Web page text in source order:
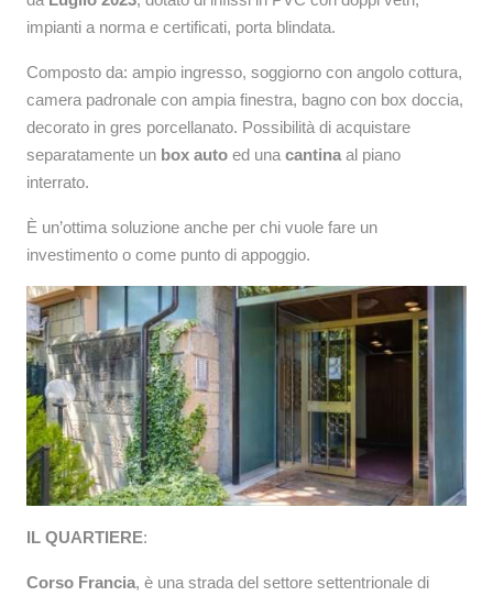
impianti a norma e certificati, porta blindata.
Composto da: ampio ingresso, soggiorno con angolo cottura,
camera padronale con ampia finestra, bagno con box doccia,
decorato in gres porcellanato. Possibilità di acquistare
separatamente un box auto ed una cantina al piano
interrato.
È un’ottima soluzione anche per chi vuole fare un
investimento o come punto di appoggio.
IL QUARTIERE:
Corso Francia, è una strada del settore settentrionale di